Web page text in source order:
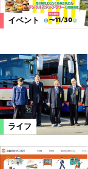
イベント
ライフ